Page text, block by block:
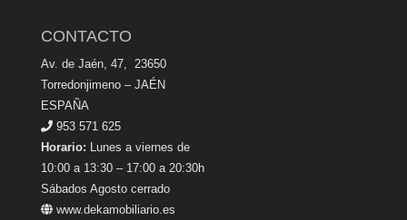
CONTACTO
Av. de Jaén, 47, 23650
Torredonjimeno – JAÉN
ESPAÑA
953 571 625
Horario: Lunes a viernes de
10:00 a 13:30 – 17:00 a 20:30h
Sábados Agosto cerrado
www.dekamobiliario.es